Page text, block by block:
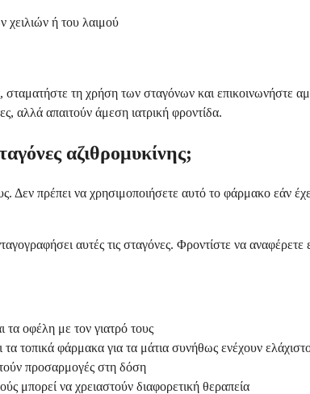
χειλιών ή του λαιμού
σταματήστε τη χρήση των σταγόνων και επικοινωνήστε
αλλά απαιτούν άμεση ιατρική φροντίδα.
αζιθρομυκίνης;
Δεν πρέπει να χρησιμοποιήσετε αυτό το φάρμακο εάν
αυτές τις σταγόνες. Φροντίστε να
τα οφέλη με τον γιατρό τους
τοπικά φάρμακα για τα μάτια συνήθως ενέχουν
προσαρμογές στη δόση
μπορεί να χρειαστούν διαφορετική θεραπεία